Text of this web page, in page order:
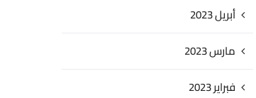
أبريل 2023
مارس 2023
فبراير 2023